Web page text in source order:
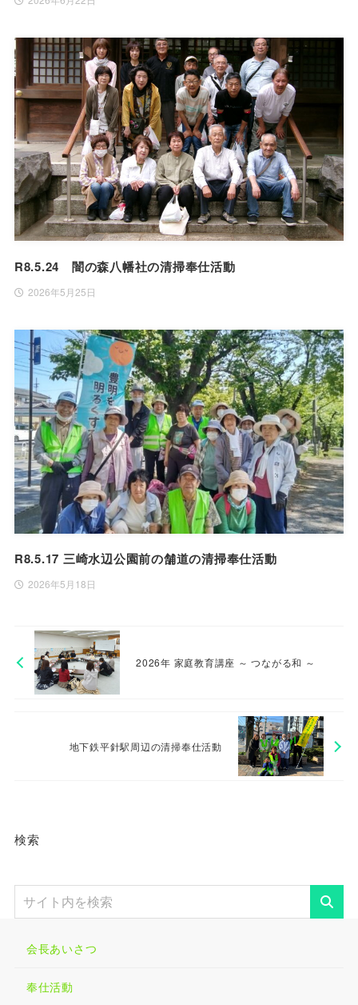
R8.5.24 闇の森八幡社の清掃奉仕活動
2026年5月25日
R8.5.17 三崎水辺公園前の舗道の清掃奉仕活動
2026年5月18日
2026年 家庭教育講座 ～ つながる和 ～
地下鉄平針駅周辺の清掃奉仕活動
検索
会長あいさつ
奉仕活動